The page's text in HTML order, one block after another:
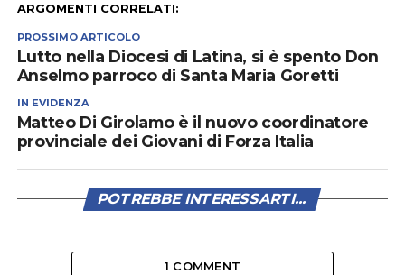
ARGOMENTI CORRELATI:
PROSSIMO ARTICOLO
Lutto nella Diocesi di Latina, si è spento Don
Anselmo parroco di Santa Maria Goretti
IN EVIDENZA
Matteo Di Girolamo è il nuovo coordinatore
provinciale dei Giovani di Forza Italia
POTREBBE INTERESSARTI...
1 COMMENT